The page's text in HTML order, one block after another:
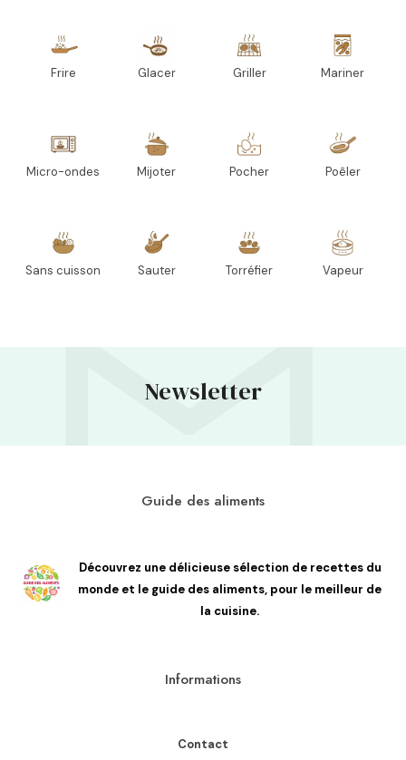
Frire Glacer Griller Mariner
Micro-ondes Mijoter Pocher Poêler
Sans cuisson Sauter Torréfier Vapeur
Newsletter
Guide des aliments
Découvrez une délicieuse sélection de recettes du
monde et le guide des aliments, pour le meilleur de
la cuisine.
Informations
Contact